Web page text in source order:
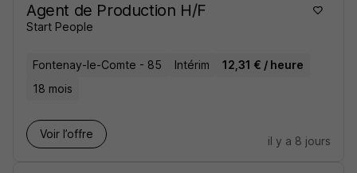
Agent de Production H/F
Start People
Fontenay-le-Comte - 85 Intérim
12,31 € / heure
18 mois
Voir l’offre
il y a 8 jours